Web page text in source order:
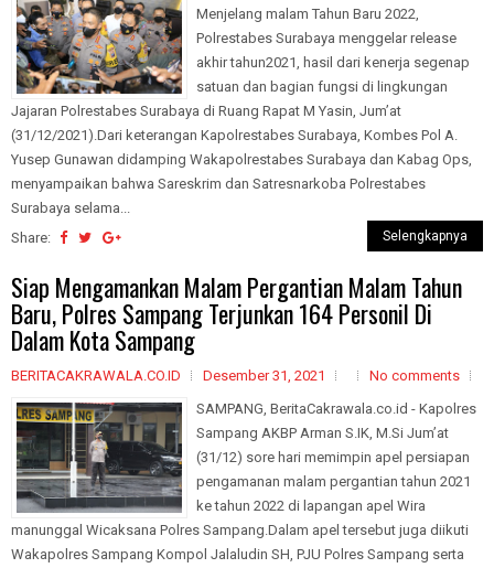
Menjelang malam Tahun Baru 2022,
Polrestabes Surabaya menggelar release
akhir tahun2021, hasil dari kenerja segenap
satuan dan bagian fungsi di lingkungan
Jajaran Polrestabes Surabaya di Ruang Rapat M Yasin, Jum’at
(31/12/2021).Dari keterangan Kapolrestabes Surabaya, Kombes Pol A.
Yusep Gunawan didamping Wakapolrestabes Surabaya dan Kabag Ops,
menyampaikan bahwa Sareskrim dan Satresnarkoba Polrestabes
Surabaya selama...
Share:
Selengkapnya
Siap Mengamankan Malam Pergantian Malam Tahun
Baru, Polres Sampang Terjunkan 164 Personil Di
Dalam Kota Sampang
BERITACAKRAWALA.CO.ID Desember 31, 2021
No comments
SAMPANG, BeritaCakrawala.co.id - Kapolres
Sampang AKBP Arman S.IK, M.Si Jum’at
(31/12) sore hari memimpin apel persiapan
pengamanan malam pergantian tahun 2021
ke tahun 2022 di lapangan apel Wira
manunggal Wicaksana Polres Sampang.Dalam apel tersebut juga diikuti
Wakapolres Sampang Kompol Jalaludin SH, PJU Polres Sampang serta